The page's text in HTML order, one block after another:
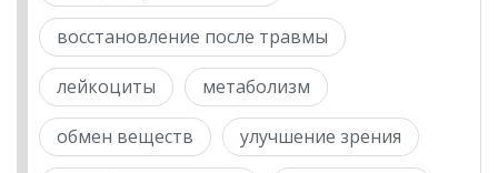
восстановление после травмы
лейкоциты метаболизм
обмен веществ улучшение зрения